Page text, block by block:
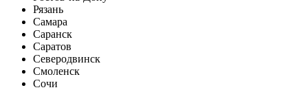
Рязань
Самара
Саранск
Саратов
Северодвинск
Смоленск
Сочи